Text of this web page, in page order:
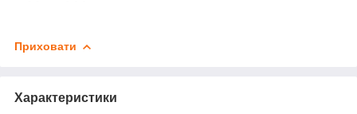
Приховати
Характеристики